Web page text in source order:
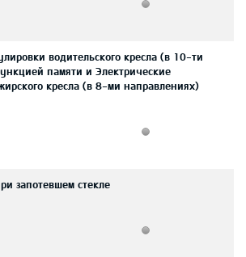
водительского кресла (в 10-ти
памяти и Электрические
кресла (в 8-ми направлениях)
запотевшем стекле